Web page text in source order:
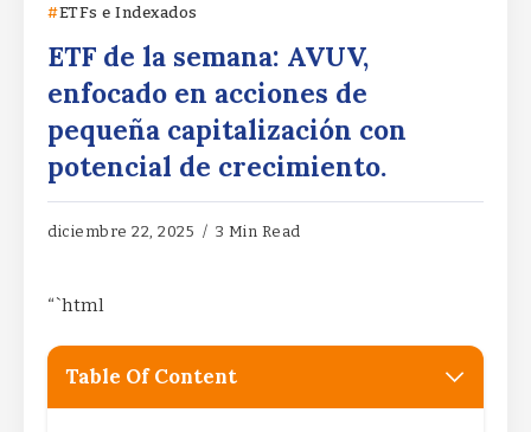
ETFs e Indexados
ETF de la semana: AVUV,
enfocado en acciones de
pequeña capitalización con
potencial de crecimiento.
diciembre 22, 2025 3 Min Read
“`html
Table Of Content